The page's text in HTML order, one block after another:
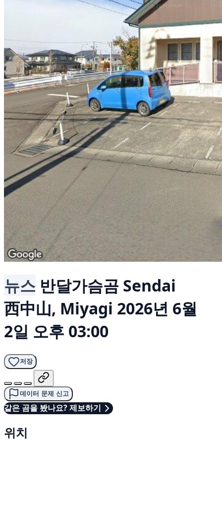
뉴스 반달가슴곰 Sendai
西中山, Miyagi 2026년 6월
2일 오후 03:00
저장
데이터 문제 신고
같은 곰을 봤나요? 제보하기
위치